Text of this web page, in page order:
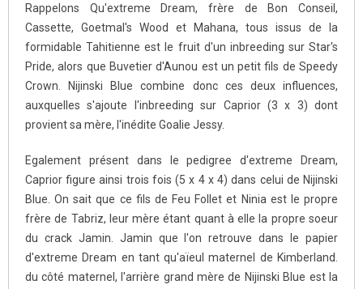
Rappelons Qu'extreme Dream, frère de Bon Conseil,
Cassette, Goetmal's Wood et Mahana, tous issus de la
formidable Tahitienne est le fruit d'un inbreeding sur Star's
Pride, alors que Buvetier d'Aunou est un petit fils de Speedy
Crown. Nijinski Blue combine donc ces deux influences,
auxquelles s'ajoute l'inbreeding sur Caprior (3 x 3) dont
provient sa mère, l'inédite Goalie Jessy.
Egalement présent dans le pedigree d'extreme Dream,
Caprior figure ainsi trois fois (5 x 4 x 4) dans celui de Nijinski
Blue. On sait que ce fils de Feu Follet et Ninia est le propre
frère de Tabriz, leur mère étant quant à elle la propre soeur
du crack Jamin. Jamin que l'on retrouve dans le papier
d'extreme Dream en tant qu'aïeul maternel de Kimberland.
du côté maternel, l'arrière grand mère de Nijinski Blue est la